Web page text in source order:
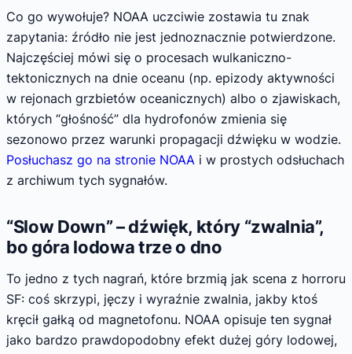
Co go wywołuje? NOAA uczciwie zostawia tu znak
zapytania: źródło nie jest jednoznacznie potwierdzone.
Najczęściej mówi się o procesach wulkaniczno-
tektonicznych na dnie oceanu (np. epizody aktywności
w rejonach grzbietów oceanicznych) albo o zjawiskach,
których “głośność” dla hydrofonów zmienia się
sezonowo przez warunki propagacji dźwięku w wodzie.
Posłuchasz go na stronie NOAA i w prostych odsłuchach
z archiwum tych sygnałów.
“Slow Down” – dźwięk, który “zwalnia”,
bo góra lodowa trze o dno
To jedno z tych nagrań, które brzmią jak scena z horroru
SF: coś skrzypi, jęczy i wyraźnie zwalnia, jakby ktoś
kręcił gałką od magnetofonu. NOAA opisuje ten sygnał
jako bardzo prawdopodobny efekt dużej góry lodowej,